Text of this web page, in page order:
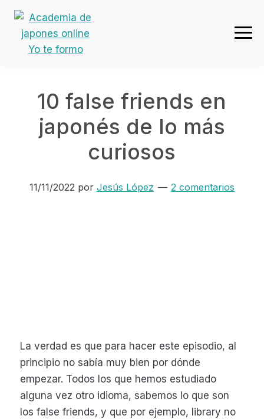
navegación
principal
contenido
principal
Academia
online10 false friends en
japonés de lo más
curiosos
11/11/2022 por Jesús López 2 comentarios
La verdad es que para hacer este episodio, al
principio no sabía muy bien por dónde
empezar. Todos los que hemos estudiado
alguna vez otro idioma, sabemos lo que son
los false friends, y que por ejemplo, library no